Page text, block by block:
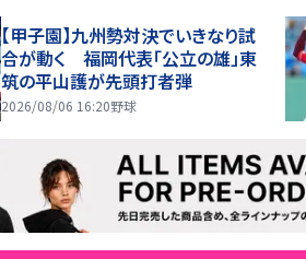
【甲子園】九州勢対決でいきなり試
合が動く 福岡代表「公立の雄」東
筑の平山護が先頭打者弾
2026/08/06 16:20野球